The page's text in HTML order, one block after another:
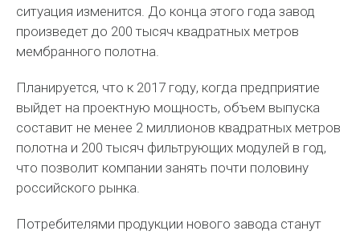
ситуация изменится. До конца этого года завод
произведет до 200 тысяч квадратных метров
мембранного полотна.
Планируется, что к 2017 году, когда предприятие
выйдет на проектную мощность, объем выпуска
составит не менее 2 миллионов квадратных метров
полотна и 200 тысяч фильтрующих модулей в год,
что позволит компании занять почти половину
российского рынка.
Потребителями продукции нового завода станут